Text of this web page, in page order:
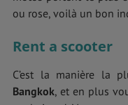
ou rose, voilà un bon
Rent a scooter
C’est la manière la
Bangkok, et en plus